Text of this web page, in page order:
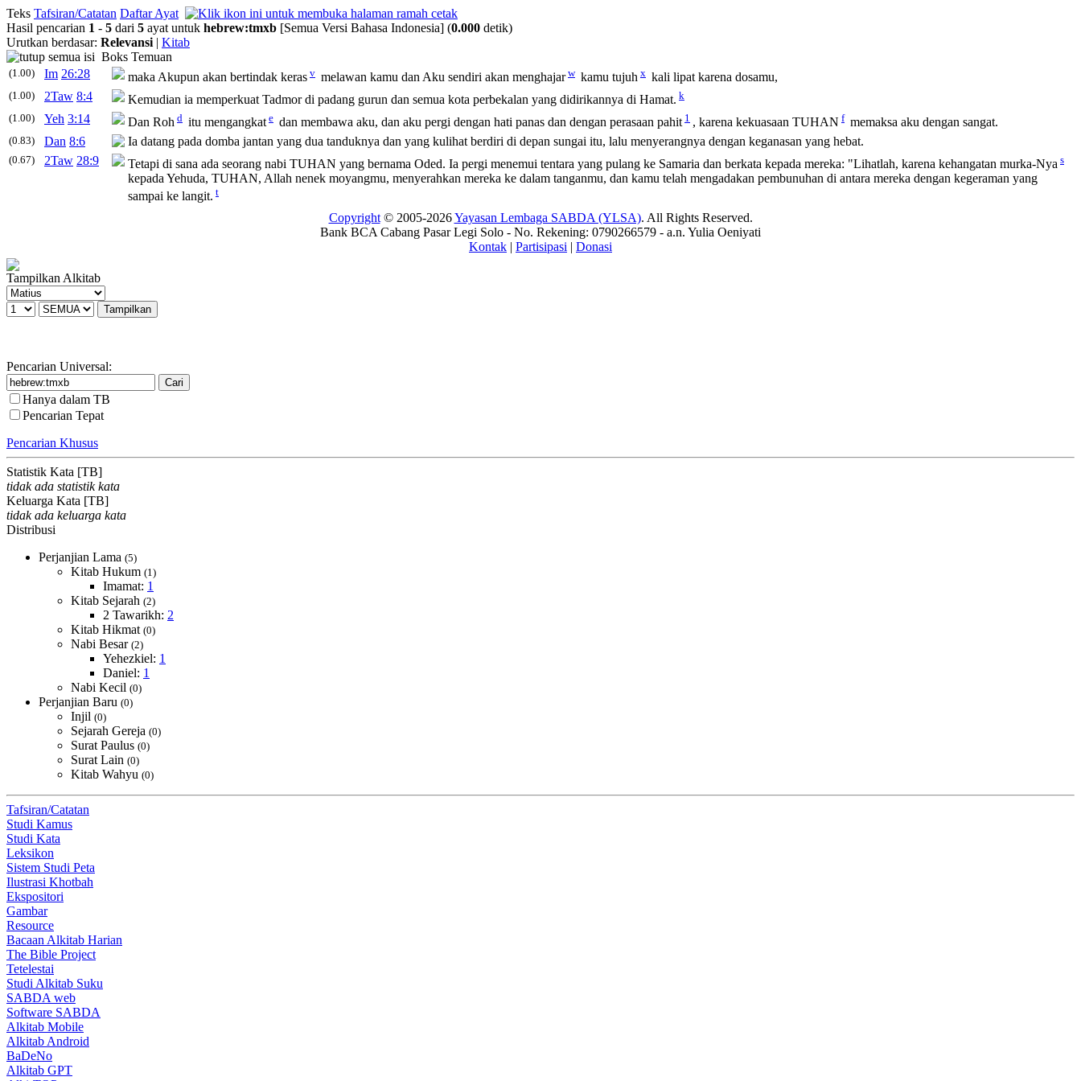
Teks Tafsiran/Catatan Daftar Ayat
Hasil pencarian 1 - 5 dari 5 ayat untuk hebrew:tmxb [Semua Versi Bahasa Indonesia] (0.000 detik)
Urutkan berdasar: Relevansi | Kitab
Boks Temuan
(1.00) Im 26:28 maka Akupun akan bertindak keras v melawan kamu dan Aku sendiri akan menghajar w kamu tujuh x kali lipat karena dosamu,
(1.00) 2Taw 8:4 Kemudian ia memperkuat Tadmor di padang gurun dan semua kota perbekalan yang didirikannya di Hamat. k
(1.00)
Yeh 3:14 Dan Roh d itu mengangkat e dan membawa aku, dan aku pergi dengan hati panas dan dengan perasaan pahit 1 , karena kekuasaan TUHAN f memaksa aku dengan sangat.
(0.83) Dan 8:6 Ia datang pada domba jantan yang dua tanduknya dan yang kulihat berdiri di depan sungai itu, lalu menyerangnya dengan keganasan yang hebat.
(0.67) 2Taw 28:9 Tetapi di sana ada seorang nabi TUHAN yang bernama Oded. Ia pergi menemui tentara yang pulang ke Samaria dan berkata kepada mereka: "Lihatlah, karena kehangatan murka-Nya s
kepada Yehuda, TUHAN, Allah nenek moyangmu, menyerahkan mereka ke dalam tanganmu, dan kamu telah mengadakan pembunuhan di antara mereka dengan kegeraman yang
sampai ke langit. t
Copyright© 2005-2026Yayasan Lembaga SABDA (YLSA). All Rights Reserved.
Bank BCA Cabang Pasar Legi Solo - No. Rekening: 0790266579 - a.n. Yulia Oeniyati
Kontak | Partisipasi | Donasi
Tampilkan Alkitab
Pencarian Universal:
Hanya dalam TB
Pencarian Tepat
Pencarian Khusus
Statistik Kata [TB]
tidak ada statistik kata
Keluarga Kata [TB]
tidak ada keluarga kata
Distribusi
Perjanjian Lama (5)
Kitab Hukum (1)
Imamat: 1
Kitab Sejarah (2)
2 Tawarikh: 2
Kitab Hikmat (0)
Nabi Besar (2)
Yehezkiel: 1
Daniel: 1
Nabi Kecil (0)
Perjanjian Baru (0)
Injil (0)
Sejarah Gereja (0)
Surat Paulus (0)
Surat Lain (0)
Kitab Wahyu (0)
Tafsiran/Catatan
Studi Kamus
Studi Kata
Leksikon
Sistem Studi Peta
Ilustrasi Khotbah
Ekspositori
Gambar
Resource
Bacaan Alkitab Harian
The Bible Project
Tetelestai
Studi Alkitab Suku
SABDA web
Software SABDA
Alkitab Mobile
Alkitab Android
BaDeNo
Alkitab GPT